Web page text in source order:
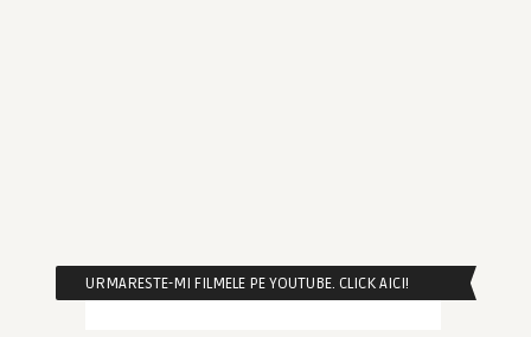
URMARESTE-MI FILMELE PE YOUTUBE. CLICK AICI!